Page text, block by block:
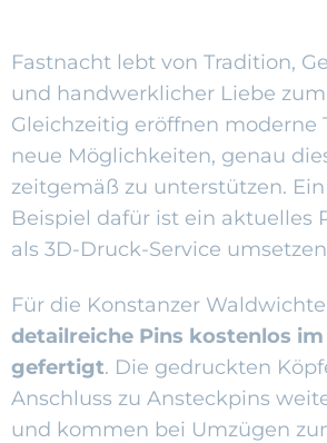
Fastnacht lebt von Tradition,
und handwerklicher Liebe
Gleichzeitig eröffnen moderne
neue Möglichkeiten, genau
zeitgemäß zu unterstützen.
Beispiel dafür ist ein aktuelles
als 3D-Druck-Service
Für die Konstanzer
detailreiche Pins kostenlos
gefertigt. Die gedruckten
Anschluss zu Ansteckpins
und kommen bei Umzügen